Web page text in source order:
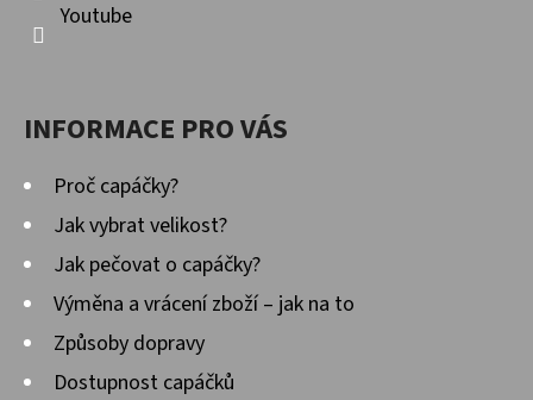
Youtube
INFORMACE PRO VÁS
Proč capáčky?
Jak vybrat velikost?
Jak pečovat o capáčky?
Výměna a vrácení zboží – jak na to
Způsoby dopravy
Dostupnost capáčků